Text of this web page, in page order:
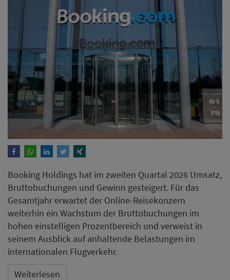
Booking Holdings hat im zweiten Quartal 2026 Umsatz,
Bruttobuchungen und Gewinn gesteigert. Für das
Gesamtjahr erwartet der Online-Reisekonzern
weiterhin ein Wachstum der Bruttobuchungen im
hohen einstelligen Prozentbereich und verweist in
seinem Ausblick auf anhaltende Belastungen im
internationalen Flugverkehr.
Weiterlesen